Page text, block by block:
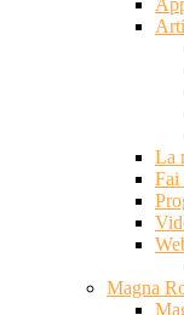
La
Fai
Magna